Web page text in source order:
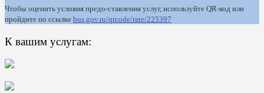
Чтобы оценить условия предо-ставления услуг, используйте QR-код или
пройдите по ссылке bus.gov.ru/qrcode/rate/225397
К вашим услугам: